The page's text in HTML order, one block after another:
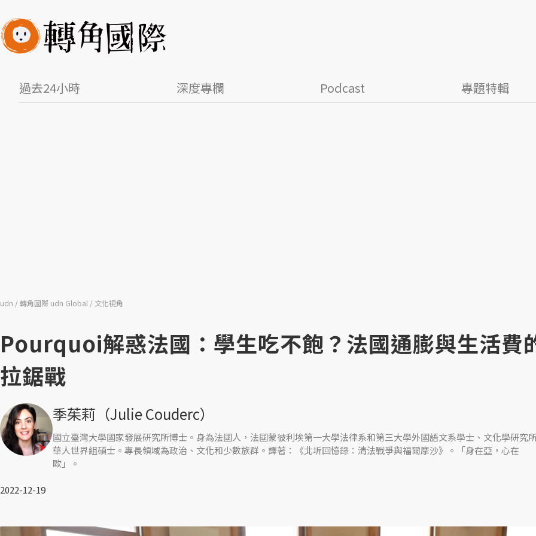
過去24小時 深度專欄 Podcast 專題特輯
udn 轉角國際 udn Global 文化視角
Pourquoi解惑法國：學生吃不飽？法國通膨與生活費
拉鋸戰
季茱莉（Julie Couderc）
國立臺灣大學國家發展研究所博士。身為法國人，法國蒙彼利埃第一大學法律系和第三大學外國語文系學士、文化學研究
華人世界組碩士。專長領域為政治、文化和少數族群。譯著：《北圻回憶錄：清法戰爭與福爾摩沙》。「身在亞，心在
歐」。
2022-12-19